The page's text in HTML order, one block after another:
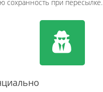
сохранность при пересылке.